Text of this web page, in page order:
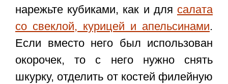
нарежьте кубиками, как и для салата
со свеклой, курицей и апельсинами.
Если вместо него был использован
окорочек, то с него нужно снять
шкурку, отделить от костей филейную